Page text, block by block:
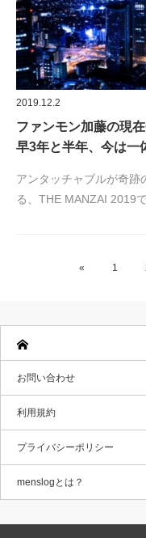
2019.12.2
ファンモン加藤の現
早3年と半年、今は一
アンタッチャブルが奇跡
る、THE MANZAI 2019
« 1
お問い合わせ
利用規約
プライバシーポリシー
menslogとは？